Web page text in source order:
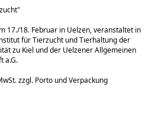
17./18. Februar in Uelzen, veranstaltet in
für Tierzucht und Tierhaltung der
zu Kiel und der Uelzener Allgemeinen
a.G.
zzgl. Porto und Verpackung